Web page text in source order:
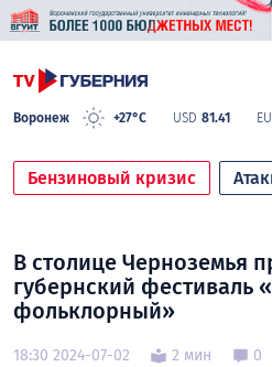
Воронеж +27°C USD 81.41
Бензиновый кризис
В столице Черноземья
губернский фестиваль
фольклорный»
18:30 2024-07-02 2 мин 0